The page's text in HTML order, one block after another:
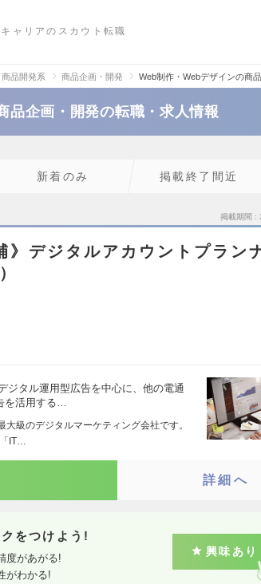
ャリアのスカウト転職
品開発系 商品企画・開発 Web制作・Webデザインの商
品企画・開発の転職・求人情報
新着のみ 掲載終了間近
掲載期間
》デジタルアカウントプラン
ジタル運用型広告を中心に、他の電通
を活用する…
級のデジタルマーケティング会社です。
IT…
詳細へ
をつけよう!
度があがる!
がわかる!
興味あり